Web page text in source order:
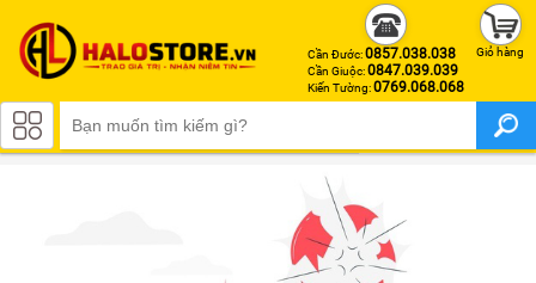
Cần Đước:0857.038.038
Cần Giuộc:0847.039.039
Kiến Tường:0769.068.068
Giỏ hàng